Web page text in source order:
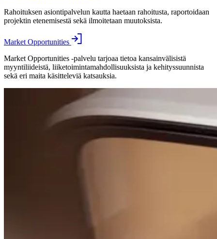
Rahoituksen asiontipalvelun kautta haetaan rahoitusta, raportoidaan
projektin etenemisestä sekä ilmoitetaan muutoksista.
Market Opportunities
Market Opportunities -palvelu tarjoaa tietoa kansainvälisistä
myyntiliideistä, liiketoimintamahdollisuuksista ja kehityssuunnista
sekä eri maita käsitteleviä katsauksia.